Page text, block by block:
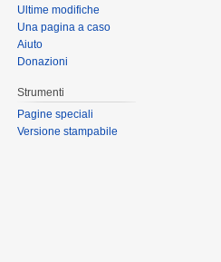
Ultime modifiche
Una pagina a caso
Aiuto
Donazioni
Strumenti
Pagine speciali
Versione stampabile